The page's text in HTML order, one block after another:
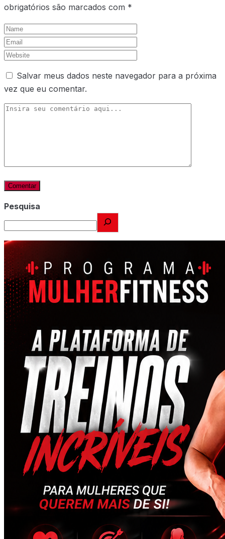
obrigatórios são marcados com *
Salvar meus dados neste navegador para a próxima
vez que eu comentar.
Pesquisa